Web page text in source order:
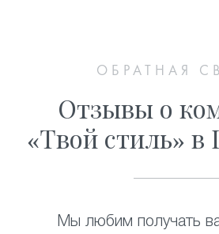
ОБРАТНАЯ
Отзывы о
«Твой стиль» в
Мы любим получать